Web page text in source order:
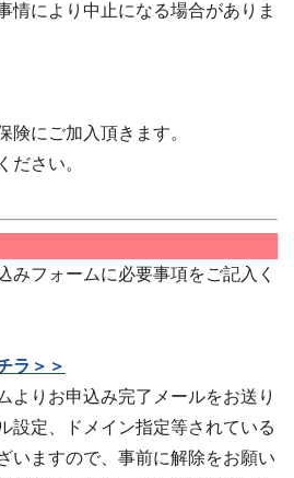
情により中止になる場合がありま
険にご加入頂きます。
ださい。
みフォームに必要事項をご記入く
ラ＞＞
よりお申込み完了メールをお送り
設定、ドメイン指定等されている
いますので、事前に解除をお願い